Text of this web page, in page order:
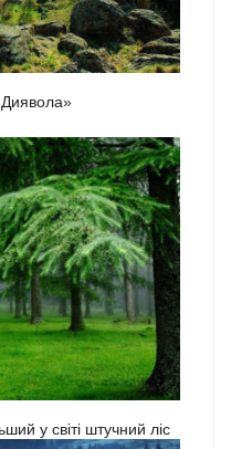
у світі штучний ліс